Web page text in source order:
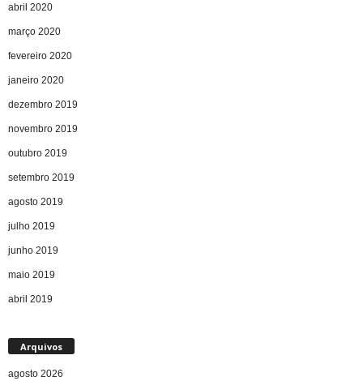
abril 2020
março 2020
fevereiro 2020
janeiro 2020
dezembro 2019
novembro 2019
outubro 2019
setembro 2019
agosto 2019
julho 2019
junho 2019
maio 2019
abril 2019
Arquivos
agosto 2026